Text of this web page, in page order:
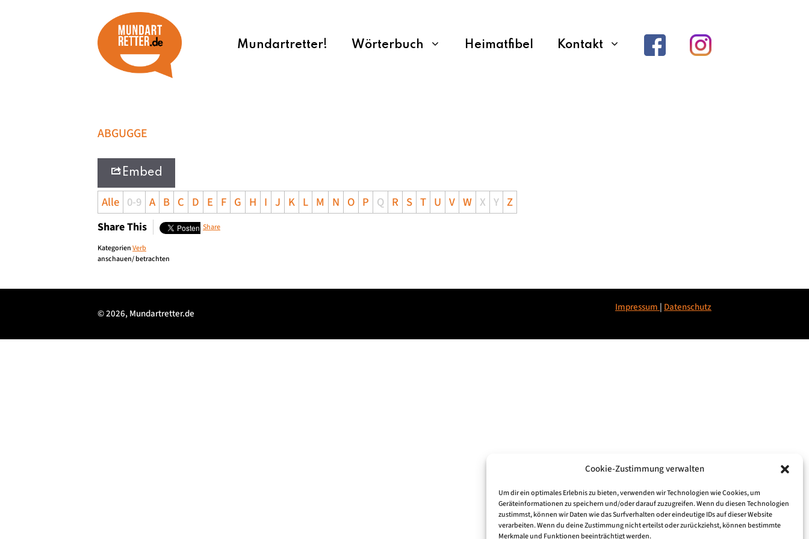
Cookie-Zustimmung verwalten
Um dir ein optimales Erlebnis zu bieten, verwenden wir Technologien wie Cookies, um
Geräteinformationen zu speichern und/oder darauf zuzugreifen. Wenn du diesen Technologien
zustimmst, können wir Daten wie das Surfverhalten oder eindeutige IDs auf dieser Website
verarbeiten. Wenn du deine Zustimmung nicht erteilst oder zurückziehst, können bestimmte
Merkmale und Funktionen beeinträchtigt werden.
Mundartretter! Wörterbuch Heimatfibel Kontakt
ABGUGGE
Embed
Alle 0-9 A B C D E F G H I J K L M N O P Q R S T U V W X Y Z
Share This Share
KategorienVerb
anschauen/ betrachten
Impressum | Datenschutz
© 2026, Mundartretter.de